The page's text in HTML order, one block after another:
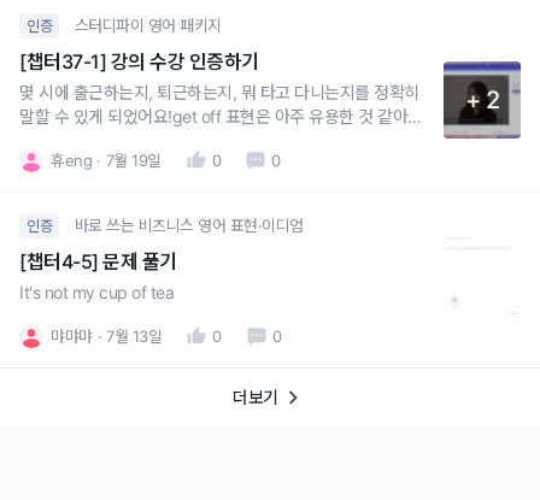
인증 스터디파이 영어 패키지
[챕터37-1] 강의 수강 인증하기
몇 시에 출근하는지, 퇴근하는지, 뭐 타고 다니는지를 정확히
말할 수 있게 되었어요!get off 표현은 아주 유용한 것 같아요.
+ 2
휴eng 7월 19일 0 0
인증 바로 쓰는 비즈니스 영어 표현·이디엄
[챕터4-5] 문제 풀기
It's not my cup of tea
먀먀먀 7월 13일 0 0
더보기